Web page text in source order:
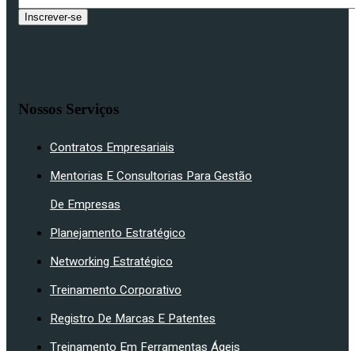
Inscrever-se
Nossos Serviços
Contratos Empresariais
Mentorias E Consultorias Para Gestão
De Empresas
Planejamento Estratégico
Networking Estratégico
Treinamento Corporativo
Registro De Marcas E Patentes
Treinamento Em Ferramentas Ágeis